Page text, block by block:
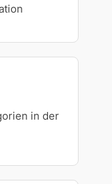
in der